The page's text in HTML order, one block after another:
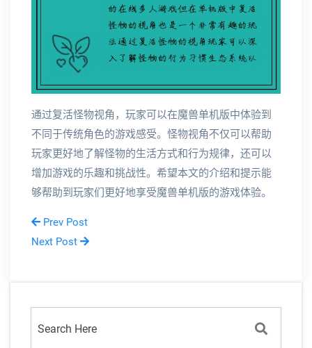
通过复活怪物视角，玩家可以在魔兽单机版中体验到
不同于传统角色的游戏感受。怪物视角不仅可以帮助
玩家更好地了解怪物的生活方式和行为规律，还可以
增加游戏的乐趣和挑战性。希望本文的介绍和提示能
够帮助到玩家们更好地享受魔兽单机版的游戏体验。
Prev Post
Next Post